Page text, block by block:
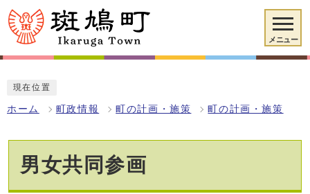
メニュー
現在位置
ホーム 町政情報 町の計画・施策 町の計画・施策
男女共同参画